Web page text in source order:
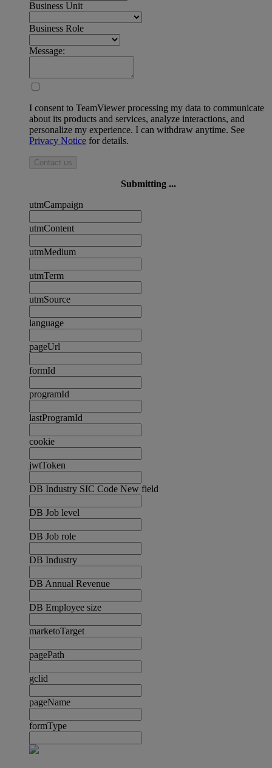
Business Unit
Business Role
Message:
I consent to TeamViewer processing my data to communicate
about its products and services, analyze interactions, and
personalize my experience. I can withdraw anytime. See
Privacy Notice for details.
Contact us
Submitting ...
utmCampaign
utmContent
utmMedium
utmTerm
utmSource
language
pageUrl
formId
programId
lastProgramId
cookie
jwtToken
DB Industry SIC Code New field
DB Job level
DB Job role
DB Industry
DB Annual Revenue
DB Employee size
marketoTarget
pagePath
gclid
pageName
formType